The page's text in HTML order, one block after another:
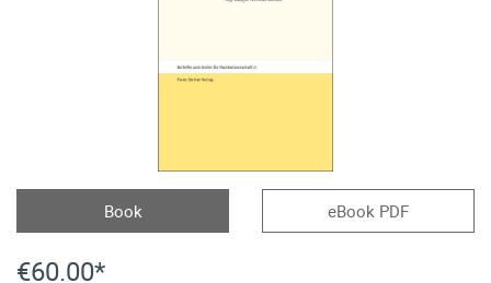
Book eBook PDF
€60.00*